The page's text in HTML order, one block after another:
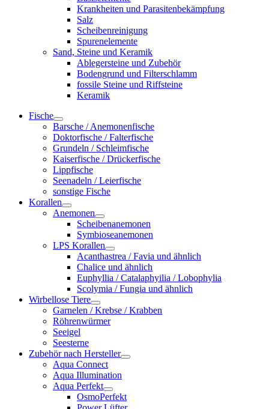
Krankheiten und Parasitenbekämpfung
Salz
Scheibenreinigung
Spurenelemente
Sand, Steine und Keramik
Ablegersteine und Zubehör
Bodengrund und Filterschlamm
fossile Steine und Riffsteine
Keramik
Fische
Barsche / Anemonenfische
Doktorfische / Falterfische
Grundeln / Schleimfische
Kaiserfische / Drückerfische
Lippfische
Seenadeln / Leierfische
sonstige Fische
Korallen
Anemonen
Scheibenanemonen
Symbioseanemonen
LPS Korallen
Acanthastrea / Favia und ähnlich
Chalice und ähnlich
Euphyllia / Catalaphyilia / Lobophylia
Scolymia / Fungia und ähnlich
Wirbellose Tiere
Garnelen / Krebse / Krabben
Röhrenwürmer
Seeigel
Seesterne
Zubehör nach Hersteller
Aqua Connect
Aqua Illumination
Aqua Perfekt
OsmoPerfekt